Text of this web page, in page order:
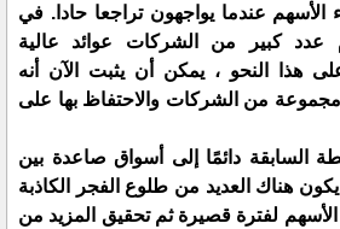
عندما يواجهون تراجعا حادا. في
عدد كبير من الشركات عوائد عالية
هذا النحو ، يمكن أن يثبت الآن أنه
من الشركات والاحتفاظ بها على
السابقة دائمًا إلى أسواق صاعدة بين
هناك العديد من طلوع الفجر الكاذبة
لفترة قصيرة ثم تحقيق المزيد من